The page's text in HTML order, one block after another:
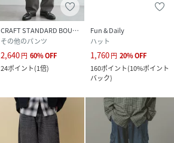
CRAFT STANDARD BOUTIQUE
その他のパンツ
2,640円 60%OFF
24ポイント(1倍)
Fun & Daily
ハット
1,760円 20%OFF
160ポイント(10%ポイント
バック)